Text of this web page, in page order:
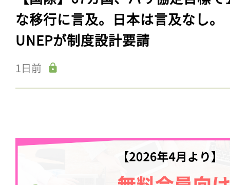
な移行に言及。日本は言及なし。
UNEPが制度設計要請
1日前